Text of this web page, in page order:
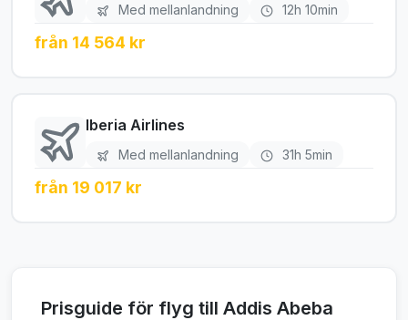
Med mellanlandning 12h 10min
från 14 564 kr
Iberia Airlines
Med mellanlandning 31h 5min
från 19 017 kr
Prisguide för flyg till Addis Abeba